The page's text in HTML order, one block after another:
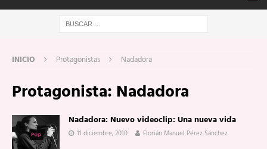
INICIO Protagonistas Nadadora
Protagonista: Nadadora
Nadadora: Nuevo videoclip: Una nueva vida
11 diciembre, 2010 Florián Manuel Pérez Sánchez